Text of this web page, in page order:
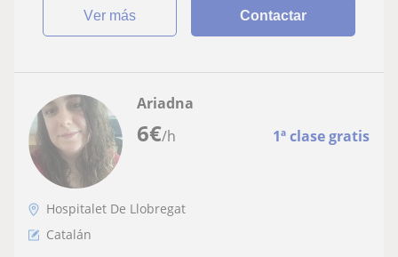
ver más Contactar
6€/h 1ª clase gratis
Ariadna
Hospitalet De Llobregat
Catalán